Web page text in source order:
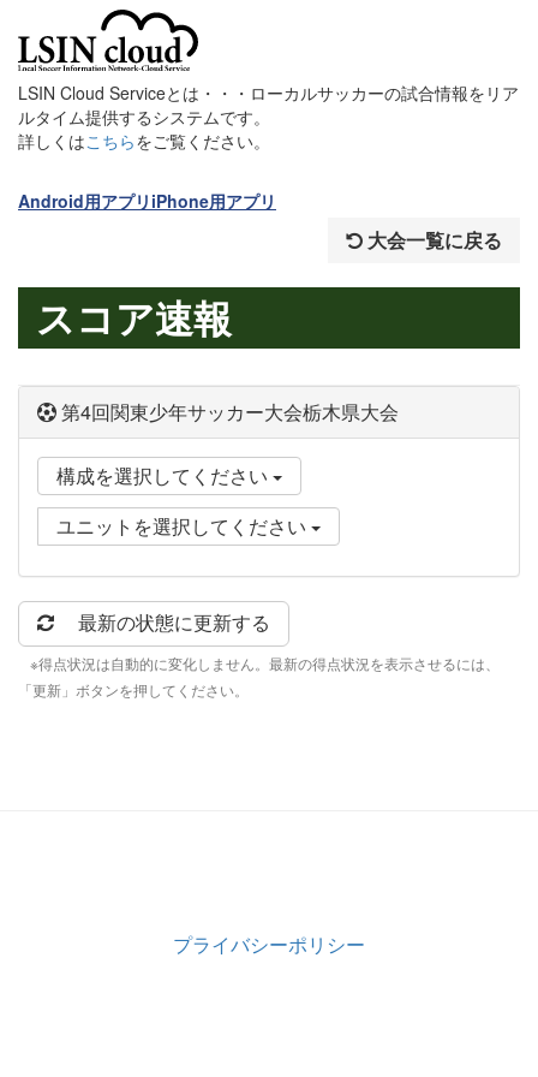
LSIN Cloud Serviceとは・・・ローカルサッカーの試合情報をリア
ルタイム提供するシステムです。
詳しくはこちらをご覧ください。
Android用アプリ iPhone用アプリ
大会一覧に戻る
スコア速報
第4回関東少年サッカー大会栃木県大会
構成を選択してください
ユニットを選択してください
最新の状態に更新する
※得点状況は自動的に変化しません。最新の得点状況を表示させるには、
「更新」ボタンを押してください。
プライバシーポリシー